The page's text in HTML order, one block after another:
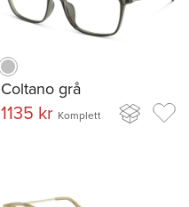
Coltano grå
1135 kr Komplett